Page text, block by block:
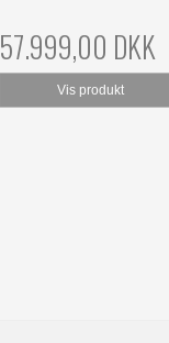
57.999,00 DKK
Vis produkt